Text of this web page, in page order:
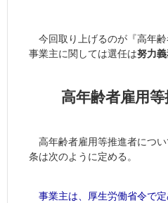
今回取り上げるのが『高年
事業主に関しては選任は努力
高年齢者雇用
高年齢者雇用等推進者につい
条は次のように定める。
事業主は、厚生労働省令で定